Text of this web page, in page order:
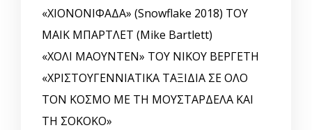
«ΧΙΟΝΟΝΙΦΑΔΑ» (Snowflake 2018) ΤΟΥ
ΜΑΙΚ ΜΠΑΡΤΛΕΤ (Mike Bartlett)
«ΧΟΛΙ ΜΑΟΥΝΤΕΝ» ΤΟΥ ΝΙΚΟΥ ΒΕΡΓΕΤΗ
«ΧΡΙΣΤΟΥΓΕΝΝΙΑΤΙΚΑ ΤΑΞΙΔΙΑ ΣΕ ΟΛΟ
ΤΟΝ ΚΟΣΜΟ ΜΕ ΤΗ ΜΟΥΣΤΑΡΔΕΛΑ ΚΑΙ
ΤΗ ΣΟΚΟΚΟ»